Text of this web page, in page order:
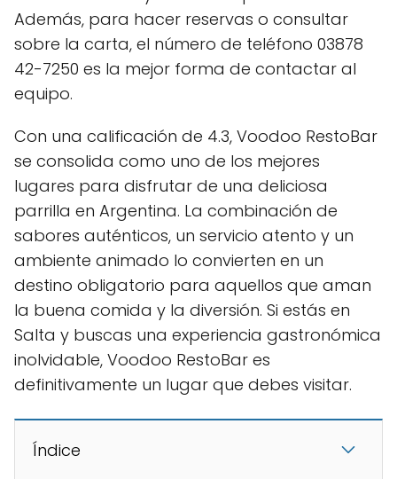
Además, para hacer reservas o consultar
sobre la carta, el número de teléfono 03878
42-7250 es la mejor forma de contactar al
equipo.
Con una calificación de 4.3, Voodoo RestoBar
se consolida como uno de los mejores
lugares para disfrutar de una deliciosa
parrilla en Argentina. La combinación de
sabores auténticos, un servicio atento y un
ambiente animado lo convierten en un
destino obligatorio para aquellos que aman
la buena comida y la diversión. Si estás en
Salta y buscas una experiencia gastronómica
inolvidable, Voodoo RestoBar es
definitivamente un lugar que debes visitar.
Índice